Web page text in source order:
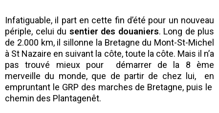
Infatiguable, il part en cette fin d’été pour un nouveau
périple, celui du sentier des douaniers. Long de plus
de 2.000 km, il sillonne la Bretagne du Mont-St-Michel
à St Nazaire en suivant la côte, toute la côte. Mais il n’a
pas trouvé mieux pour démarrer de la 8 ème
merveille du monde, que de partir de chez lui, en
empruntant le GRP des marches de Bretagne, puis le
chemin des Plantagenêt.